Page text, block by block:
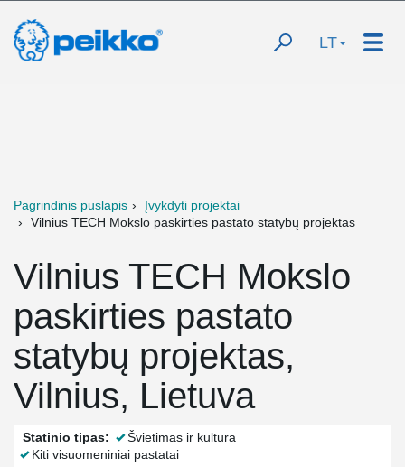
LT
Pagrindinis puslapis
Įvykdyti projektai
Vilnius TECH Mokslo paskirties pastato statybų projektas
Vilnius TECH Mokslo
paskirties pastato
statybų projektas,
Vilnius, Lietuva
Statinio tipas:
Švietimas ir kultūra
Kiti visuomeniniai pastatai